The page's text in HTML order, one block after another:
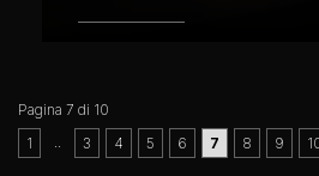
Pagina 7 di 10
1
3 4 5 6 7 8 9